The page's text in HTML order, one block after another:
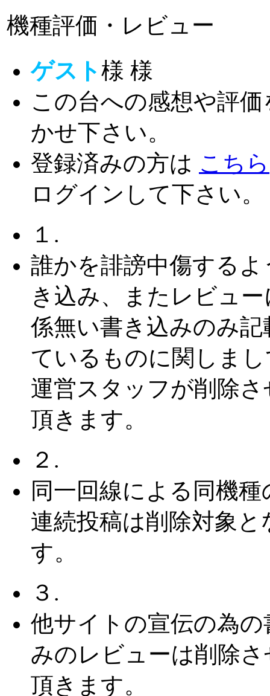
機種評価・レビュー
ゲスト様 様
この台への感想や評価
かせ下さい。
登録済みの方は こちら
ログインして下さい。
１.
誰かを誹謗中傷するよ
き込み、またレビュー
係無い書き込みのみ記
ているものに関しま
運営スタッフが削除さ
頂きます。
２.
同一回線による同機種
連続投稿は削除対象と
す。
３.
他サイトの宣伝の為の
みのレビューは削除さ
頂きます。